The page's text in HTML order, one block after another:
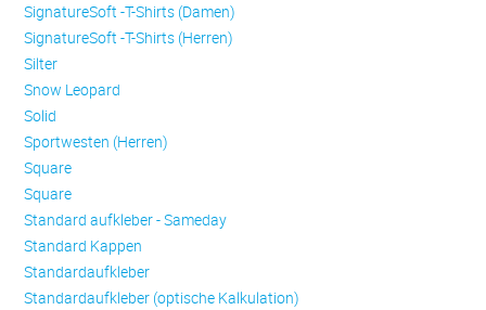
SignatureSoft -T-Shirts (Damen)
SignatureSoft -T-Shirts (Herren)
Silter
Snow Leopard
Solid
Sportwesten (Herren)
Square
Square
Standard aufkleber - Sameday
Standard Kappen
Standardaufkleber
Standardaufkleber (optische Kalkulation)